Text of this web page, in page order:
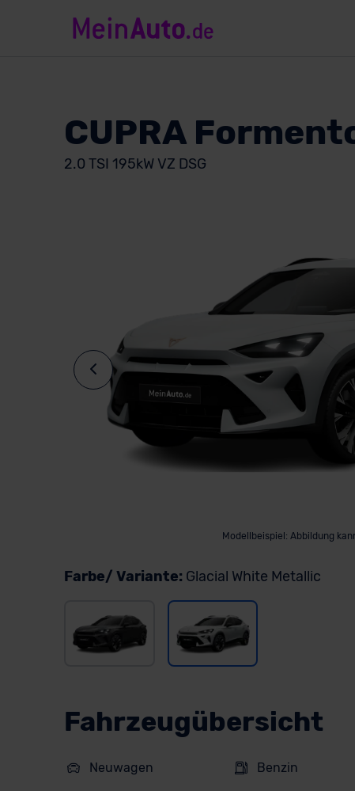
CUPRA
2.0 TSI 195kW VZ DSG
Modellbeispiel: Abbildung
Farbe/ Variante: Glacial White Metallic
Fahrzeugübersicht
Neuwagen Benzin